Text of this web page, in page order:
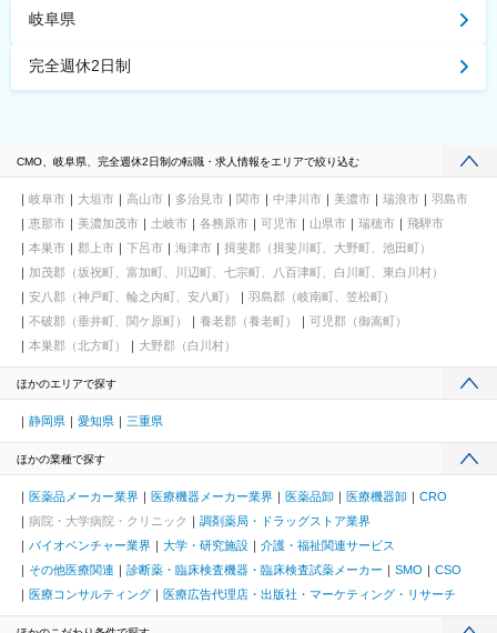
岐阜県
完全週休2日制
CMO、岐阜県、完全週休2日制の転職・求人情報をエリアで絞り込む
岐阜市 大垣市 高山市 多治見市 関市 中津川市 美濃市 瑞浪市
羽島市
恵那市
美濃加茂市 土岐市 各務原市 可児市 山県市 瑞穂市
飛騨市
本巣市
郡上市 下呂市 海津市
揖斐郡（揖斐川町、大野町、池田町）
加茂郡（坂祝町、富加町、川辺町、七宗町、八百津町、白川町、東白川村）
安八郡（神戸町、輪之内町、安八町）
羽島郡（岐南町、笠松町）
不破郡（垂井町、関ケ原町）
養老郡（養老町）
可児郡（御嵩町）
本巣郡（北方町）
大野郡（白川村）
ほかのエリアで探す
静岡県 愛知県 三重県
ほかの業種で探す
医薬品メーカー業界 医療機器メーカー業界 医薬品卸 医療機器卸
CRO
病院・大学病院・クリニック
調剤薬局・ドラッグストア業界
バイオベンチャー業界
大学・研究施設
介護・福祉関連サービス
その他医療関連
診断薬・臨床検査機器・臨床検査試薬メーカー SMO
CSO
医療コンサルティング
医療広告代理店・出版社・マーケティング・リサーチ